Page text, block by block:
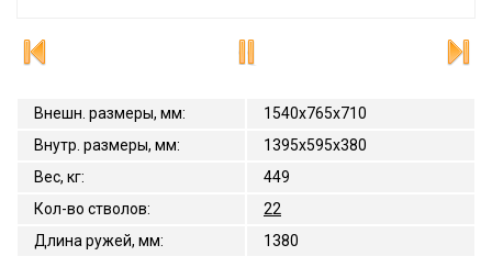
Внешн. размеры, мм:
1540x765x710
Внутр. размеры, мм:
1395х595х380
Вес, кг:
449
Кол-во стволов:
22
Длина ружей, мм:
1380